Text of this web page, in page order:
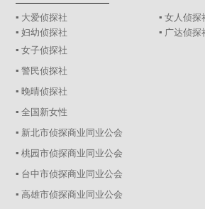
▪ 大爱侦探社
▪ 女人侦探
▪ 妇幼侦探社
▪ 广达侦探
▪ 女子侦探社
▪ 警民侦探社
▪ 晚晴侦探社
▪ 全国新女性
▪ 新北市侦探商业同业公会
▪ 桃园市侦探商业同业公会
▪ 台中市侦探商业同业公会
▪ 高雄市侦探商业同业公会